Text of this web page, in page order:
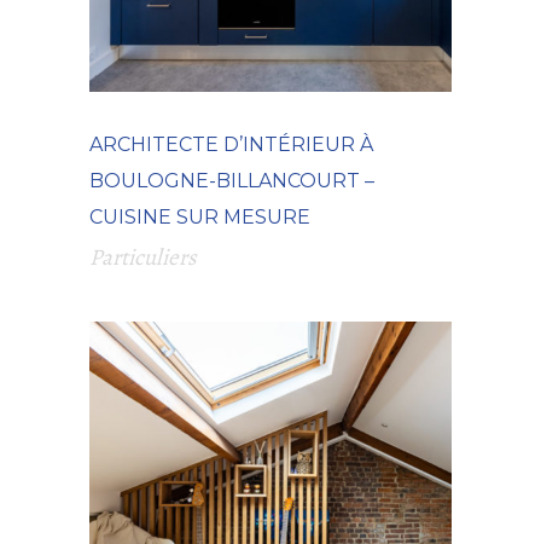
ARCHITECTE D’INTÉRIEUR À
BOULOGNE-BILLANCOURT –
CUISINE SUR MESURE
Particuliers